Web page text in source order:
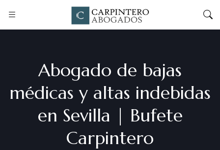
Abogado de bajas
médicas y altas indebidas
en Sevilla | Bufete
Carpintero